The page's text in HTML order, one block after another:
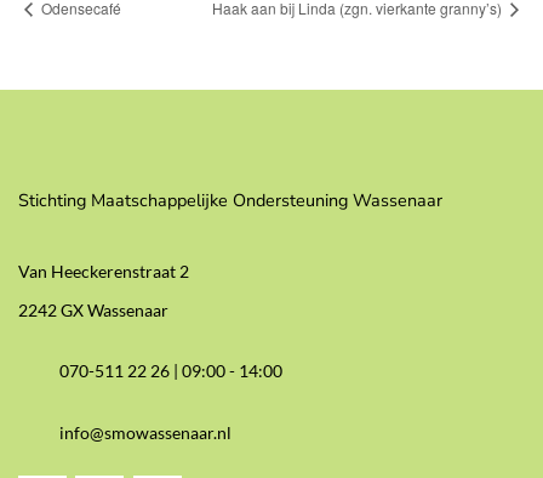
Odensecafé Haak aan bij Linda (zgn. vierkante granny’s)
Stichting Maatschappelijke Ondersteuning Wassenaar
Van Heeckerenstraat 2
2242 GX Wassenaar
070-511 22 26 |09:00 - 14:00
info@smowassenaar.nl